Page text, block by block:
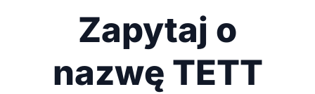
Zapytaj o
nazwę TETT